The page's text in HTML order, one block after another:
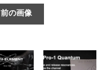
前の画像